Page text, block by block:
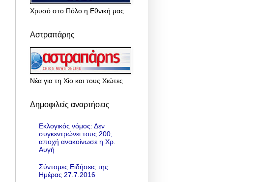
Χρυσό στο Πόλο η Εθνική μας
Αστραπάρης
Νέα για τη Χίο και τους Χιώτες
Δημοφιλείς αναρτήσεις
Εκλογικός νόμος: Δεν
συγκεντρώνει τους 200,
αποχή ανακοίνωσε η Χρ.
Αυγή
Σύντομες Ειδήσεις της
Ημέρας 27.7.2016